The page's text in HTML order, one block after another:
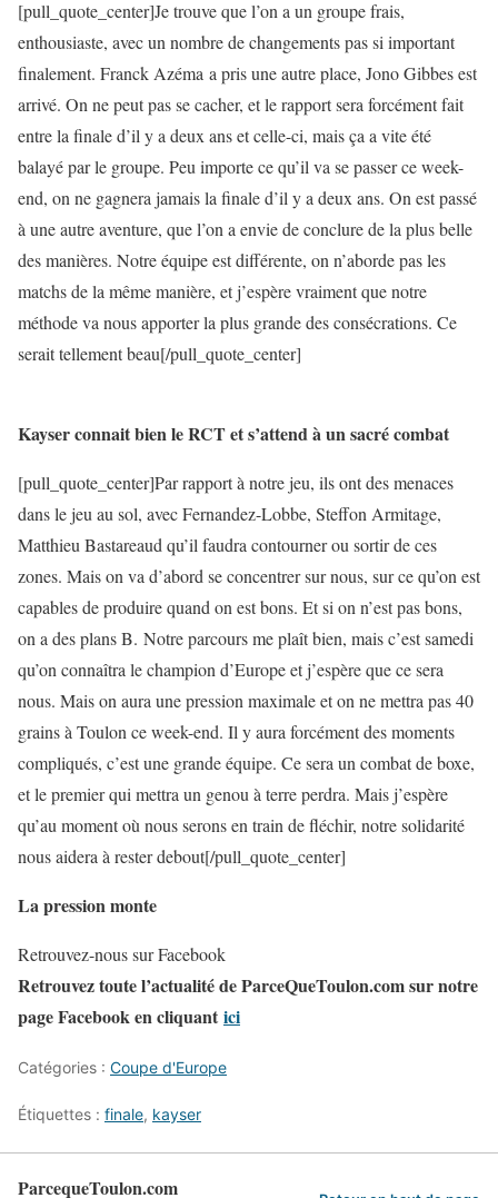
[pull_quote_center]Je trouve que l’on a un groupe frais,
enthousiaste, avec un nombre de changements pas si important
finalement. Franck Azéma a pris une autre place, Jono Gibbes est
arrivé. On ne peut pas se cacher, et le rapport sera forcément fait
entre la finale d’il y a deux ans et celle-ci, mais ça a vite été
balayé par le groupe. Peu importe ce qu’il va se passer ce week-
end, on ne gagnera jamais la finale d’il y a deux ans. On est passé
à une autre aventure, que l’on a envie de conclure de la plus belle
des manières. Notre équipe est différente, on n’aborde pas les
matchs de la même manière, et j’espère vraiment que notre
méthode va nous apporter la plus grande des consécrations. Ce
serait tellement beau[/pull_quote_center]
Kayser connait bien le RCT et s’attend à un sacré combat
[pull_quote_center]Par rapport à notre jeu, ils ont des menaces
dans le jeu au sol, avec Fernandez-Lobbe, Steffon Armitage,
Matthieu Bastareaud qu’il faudra contourner ou sortir de ces
zones. Mais on va d’abord se concentrer sur nous, sur ce qu’on est
capables de produire quand on est bons. Et si on n’est pas bons,
on a des plans B. Notre parcours me plaît bien, mais c’est samedi
qu’on connaîtra le champion d’Europe et j’espère que ce sera
nous. Mais on aura une pression maximale et on ne mettra pas 40
grains à Toulon ce week-end. Il y aura forcément des moments
compliqués, c’est une grande équipe. Ce sera un combat de boxe,
et le premier qui mettra un genou à terre perdra. Mais j’espère
qu’au moment où nous serons en train de fléchir, notre solidarité
nous aidera à rester debout[/pull_quote_center]
La pression monte
Retrouvez-nous sur Facebook
Retrouvez toute l’actualité de ParceQueToulon.com sur notre
page Facebook en cliquant ici
Catégories : Coupe d'Europe
Étiquettes : finale, kayser
ParcequeToulon.com